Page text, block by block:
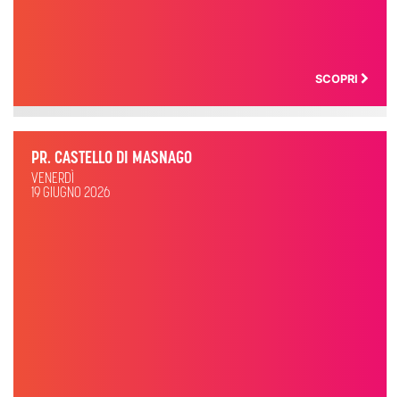
SCOPRI
PR. CASTELLO DI MASNAGO
VENERDÌ
19 GIUGNO 2026